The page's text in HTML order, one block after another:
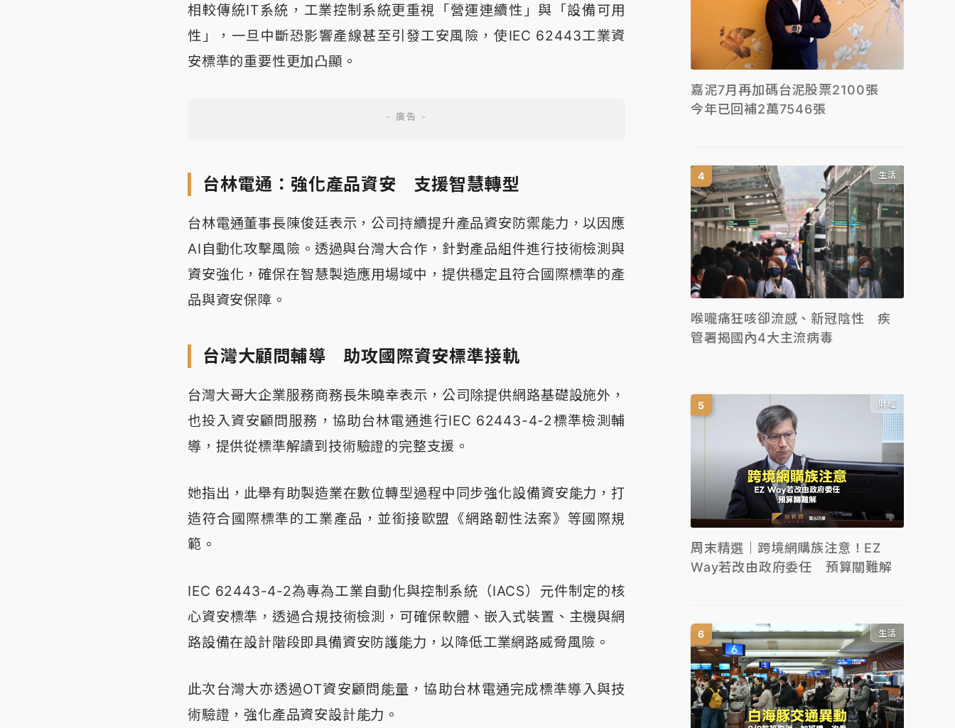
相較傳統IT系統，工業控制系統更重視「營運連續性」與「設備可用
性」，一旦中斷恐影響產線甚至引發工安風險，使IEC 62443工業資
安標準的重要性更加凸顯。
台林電通：強化產品資安 支援智慧轉型
台林電通董事長陳俊廷表示，公司持續提升產品資安防禦能力，以因應
AI自動化攻擊風險。透過與台灣大合作，針對產品組件進行技術檢測與
資安強化，確保在智慧製造應用場域中，提供穩定且符合國際標準的產
品與資安保障。
台灣大顧問輔導 助攻國際資安標準接軌
台灣大哥大企業服務商務長朱曉幸表示，公司除提供網路基礎設施外，
也投入資安顧問服務，協助台林電通進行IEC 62443-4-2標準檢測輔
導，提供從標準解讀到技術驗證的完整支援。
她指出，此舉有助製造業在數位轉型過程中同步強化設備資安能力，打
造符合國際標準的工業產品，並銜接歐盟《網路韌性法案》等國際規
範。
IEC 62443-4-2為專為工業自動化與控制系統（IACS）元件制定的核
心資安標準，透過合規技術檢測，可確保軟體、嵌入式裝置、主機與網
路設備在設計階段即具備資安防護能力，以降低工業網路威脅風險。
此次台灣大亦透過OT資安顧問能量，協助台林電通完成標準導入與技
術驗證，強化產品資安設計能力。
嘉泥7月再加碼台泥股票2100張
今年已回補2萬7546張
生活
喉嚨痛狂咳卻流感、新冠陰性 疾
管署揭國內4大主流病毒
財經
周末精選｜跨境網購族注意！EZ
Way若改由政府委任 預算關難解
生活